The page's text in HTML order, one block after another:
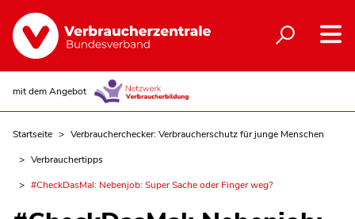
mit dem Angebot
Startseite
Verbraucherchecker: Verbraucherschutz für junge Menschen
Verbrauchertipps
#CheckDasMal: Nebenjob: Super Sache oder Finger weg?